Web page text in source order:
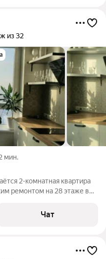
из 32
мин.
2-комнатная квартира
ремонтом на 28 этаже в
Чат